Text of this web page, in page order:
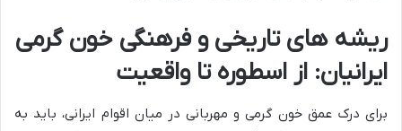
ریشه های تاریخی و فرهنگی خون گرمی
ایرانیان: از اسطوره تا واقعیت
برای درک عمق خون گرمی و مهربانی در میان اقوام ایرانی، باید به